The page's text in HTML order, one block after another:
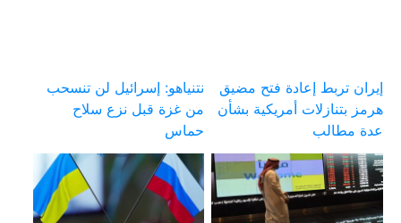
إيران تربط إعادة فتح مضيق
هرمز بتنازلات أمريكية بشأن
عدة مطالب
نتنياهو: إسرائيل لن تنسحب
من غزة قبل نزع سلاح
حماس